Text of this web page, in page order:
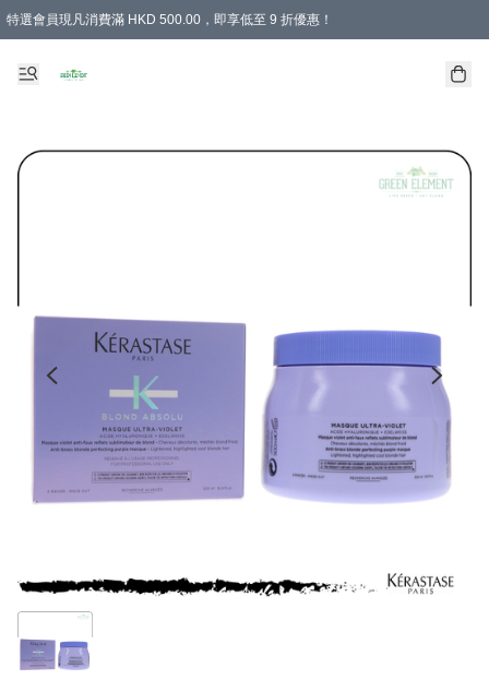
特選會員現凡消費滿 HKD 500.00，即享低至 9 折優惠！